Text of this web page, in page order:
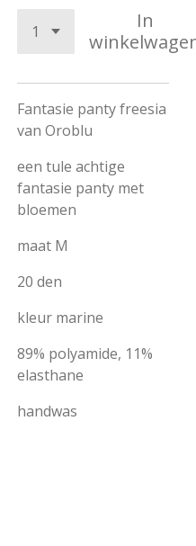
In
Fantasie panty freesia
van Oroblu
een tule achtige
fantasie panty met
bloemen
maat M
20 den
kleur marine
89% polyamide, 11%
elasthane
handwas